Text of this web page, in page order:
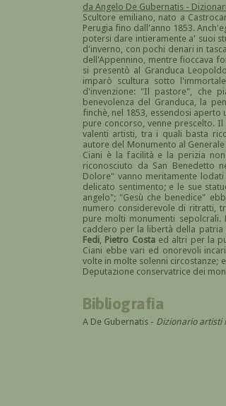
da Angelo De Gubernatis -
Scultore emiliano, nato a
Perugia fino dall'anno 1853.
potersi dare intieramente a' suoi
d'inverno, con pochi denari in
dell'Appennino, mentre fioccava
si presentò al Granduca
imparò scultura sotto l'immortale
d'invenzione: "Il pastore", che
benevolenza del Granduca, la
finchè, nel 1853, essendosi
pure concorso, venne prescelto.
valenti artisti, tra i quali basta
autore del Monumento al
Ciani è la facilità e la perizia
riconosciuto da San Benedetto
Dolore" vanno meritamente
delicato sentimento; e le sue
angelo"; "Gesù che benedice"
numero considerevole di ritratti,
pure molti monumenti
caddero per la libertà della
Fedi Pietro Costaed altri per la
Ciani ebbe vari ed onorevoli
volte in molte solenni circostanze;
Deputazione conservatrice dei
Bibliografia
A De Gubernatis - Dizionario artisti